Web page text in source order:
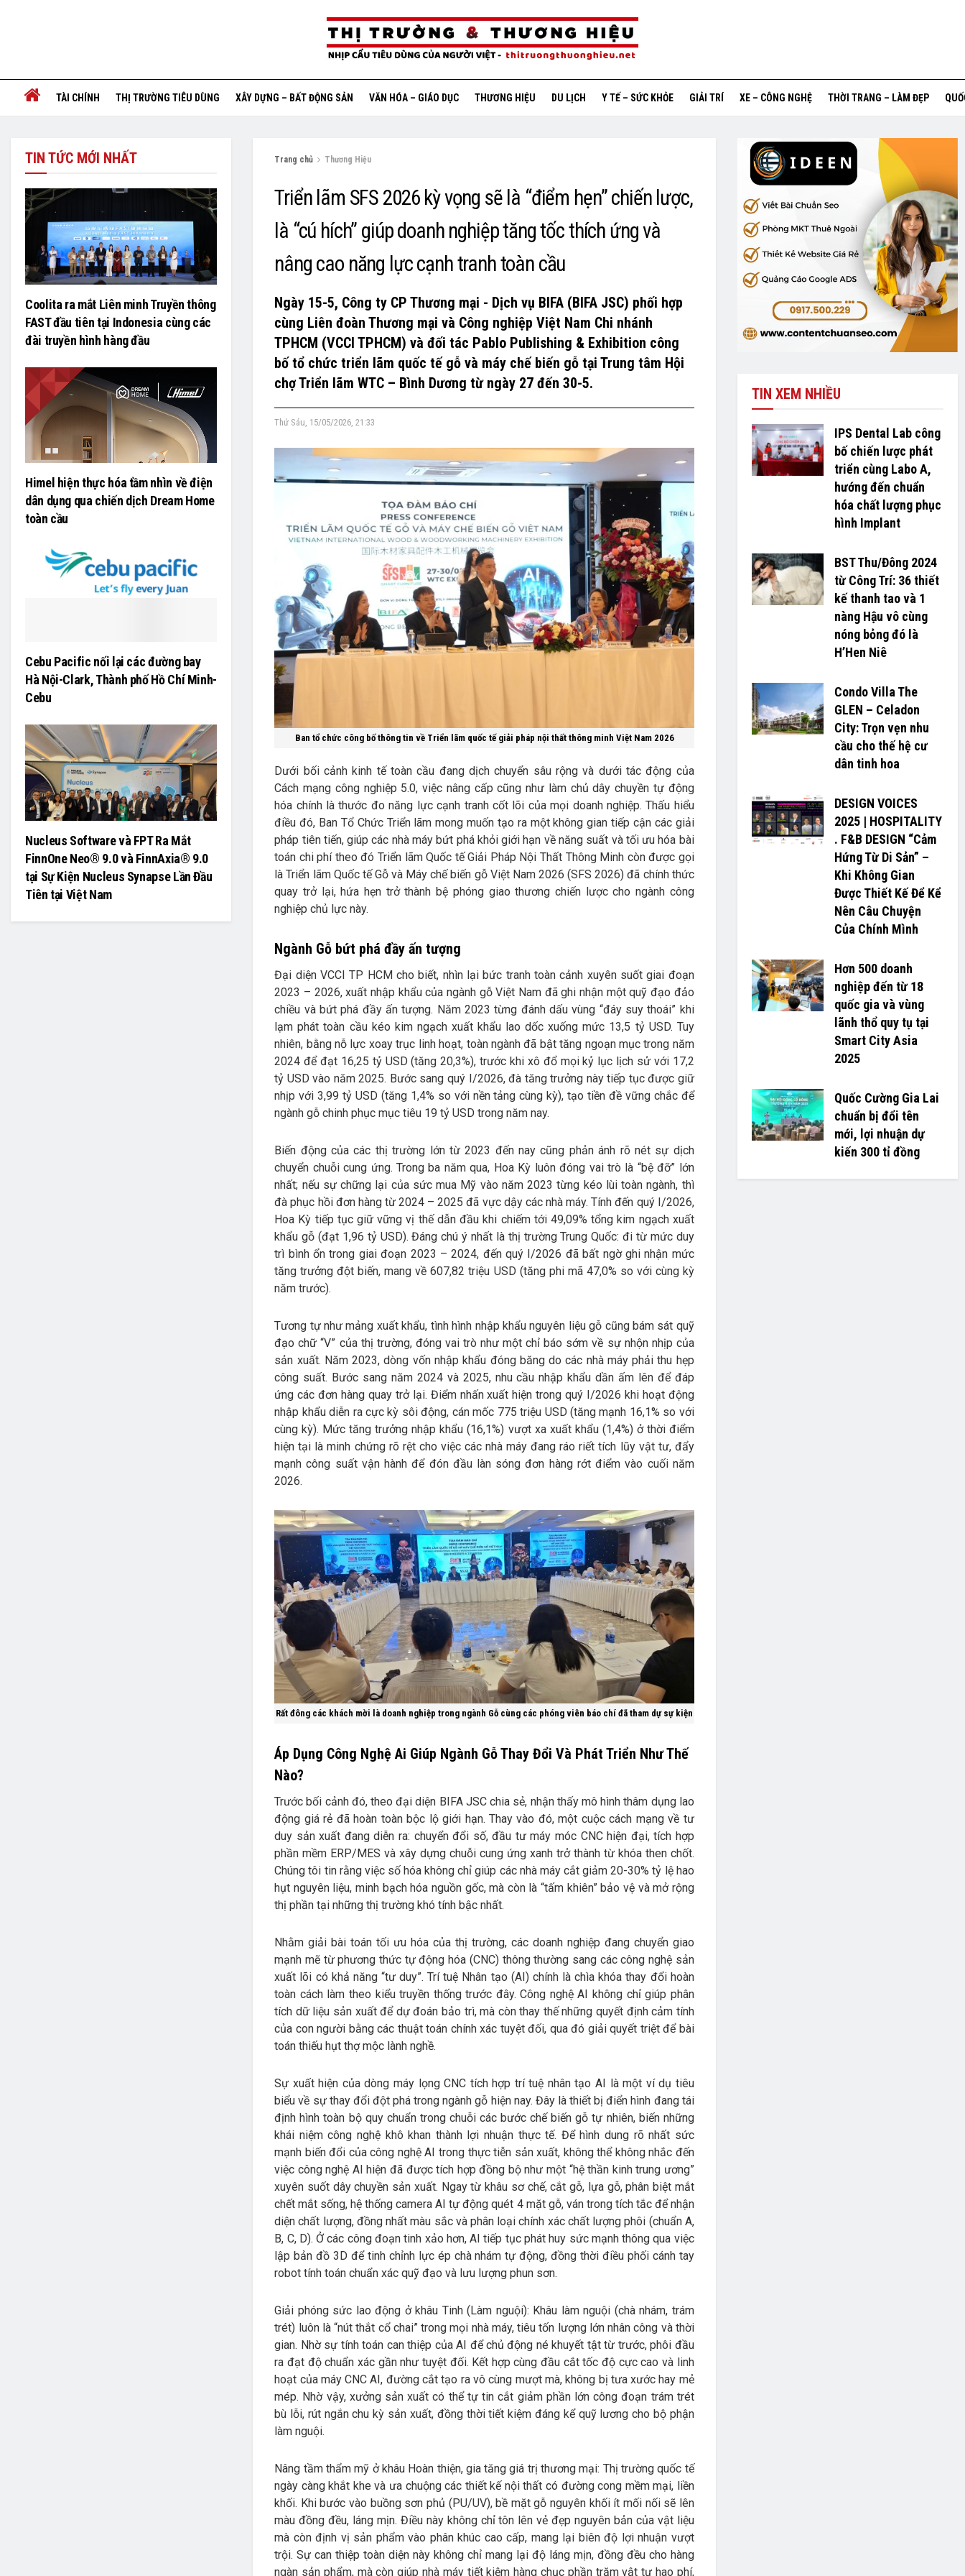
TÀI CHÍNH THỊ TRƯỜNG TIÊU DÙNG XÂY DỰNG – BẤT ĐỘNG SẢN VĂN HÓA – GIÁO DỤC THƯƠNG HIỆU DU LỊCH Y TẾ – SỨC KHỎE GIẢI TRÍ XE – CÔNG NGHỆ THỜI TRANG – LÀM ĐẸP
Trang chủ Thương Hiệu
Triển lãm SFS 2026 kỳ vọng sẽ là “điểm hẹn” chiến lược,
là “cú hích” giúp doanh nghiệp tăng tốc thích ứng và
nâng cao năng lực cạnh tranh toàn cầu
Ngày 15-5, Công ty CP Thương mại - Dịch vụ BIFA (BIFA JSC) phối hợp
cùng Liên đoàn Thương mại và Công nghiệp Việt Nam Chi nhánh
TPHCM (VCCI TPHCM) và đối tác Pablo Publishing & Exhibition công
bố tổ chức triển lãm quốc tế gỗ và máy chế biến gỗ tại Trung tâm Hội
chợ Triển lãm WTC – Bình Dương từ ngày 27 đến 30-5.
Thứ Sáu, 15/05/2026, 21:33
Ban tổ chức công bố thông tin về Triển lãm quốc tế giải pháp nội thất thông minh Việt Nam 2026
Dưới bối cảnh kinh tế toàn cầu đang dịch chuyển sâu rộng và dưới tác động của
Cách mạng công nghiệp 5.0, việc nâng cấp cũng như làm chủ dây chuyền tự động
hóa chính là thước đo năng lực cạnh tranh cốt lõi của mọi doanh nghiệp. Thấu hiểu
điều đó, Ban Tổ Chức Triển lãm mong muốn tạo ra một không gian tiếp cận các giải
pháp tiên tiến, giúp các nhà máy bứt phá khỏi giới hạn về năng suất và tối ưu hóa bài
toán chi phí theo đó Triển lãm Quốc tế Giải Pháp Nội Thất Thông Minh còn được gọi
là Triển lãm Quốc tế Gỗ và Máy chế biến gỗ Việt Nam 2026 (SFS 2026) đã chính thức
quay trở lại, hứa hẹn trở thành bệ phóng giao thương chiến lược cho ngành công
nghiệp chủ lực này.
Ngành Gỗ bứt phá đầy ấn tượng
Đại diện VCCI TP HCM cho biết, nhìn lại bức tranh toàn cảnh xuyên suốt giai đoạn
2023 – 2026, xuất nhập khẩu của ngành gỗ Việt Nam đã ghi nhận một quỹ đạo đảo
chiều và bứt phá đầy ấn tượng. Năm 2023 từng đánh dấu vùng “đáy suy thoái” khi
lạm phát toàn cầu kéo kim ngạch xuất khẩu lao dốc xuống mức 13,5 tỷ USD. Tuy
nhiên, bằng nỗ lực xoay trục linh hoạt, toàn ngành đã bật tăng ngoạn mục trong năm
2024 để đạt 16,25 tỷ USD (tăng 20,3%), trước khi xô đổ mọi kỷ lục lịch sử với 17,2
tỷ USD vào năm 2025. Bước sang quý I/2026, đà tăng trưởng này tiếp tục được giữ
nhịp với 3,99 tỷ USD (tăng 1,4% so với nền tảng cùng kỳ), tạo tiền đề vững chắc để
ngành gỗ chinh phục mục tiêu 19 tỷ USD trong năm nay.
Biến động của các thị trường lớn từ 2023 đến nay cũng phản ánh rõ nét sự dịch
chuyển chuỗi cung ứng. Trong ba năm qua, Hoa Kỳ luôn đóng vai trò là “bệ đỡ” lớn
nhất; nếu sự chững lại của sức mua Mỹ vào năm 2023 từng kéo lùi toàn ngành, thì
đà phục hồi đơn hàng từ 2024 – 2025 đã vực dậy các nhà máy. Tính đến quý I/2026,
Hoa Kỳ tiếp tục giữ vững vị thế dẫn đầu khi chiếm tới 49,09% tổng kim ngạch xuất
khẩu gỗ (đạt 1,96 tỷ USD). Đáng chú ý nhất là thị trường Trung Quốc: đi từ mức duy
trì bình ổn trong giai đoạn 2023 – 2024, đến quý I/2026 đã bất ngờ ghi nhận mức
tăng trưởng đột biến, mang về 607,82 triệu USD (tăng phi mã 47,0% so với cùng kỳ
năm trước).
Tương tự như mảng xuất khẩu, tình hình nhập khẩu nguyên liệu gỗ cũng bám sát quỹ
đạo chữ “V” của thị trường, đóng vai trò như một chỉ báo sớm về sự nhộn nhịp của
sản xuất. Năm 2023, dòng vốn nhập khẩu đóng băng do các nhà máy phải thu hẹp
công suất. Bước sang năm 2024 và 2025, nhu cầu nhập khẩu dần ấm lên để đáp
ứng các đơn hàng quay trở lại. Điểm nhấn xuất hiện trong quý I/2026 khi hoạt động
nhập khẩu diễn ra cực kỳ sôi động, cán mốc 775 triệu USD (tăng mạnh 16,1% so với
cùng kỳ). Mức tăng trưởng nhập khẩu (16,1%) vượt xa xuất khẩu (1,4%) ở thời điểm
hiện tại là minh chứng rõ rệt cho việc các nhà máy đang ráo riết tích lũy vật tư, đẩy
mạnh công suất vận hành để đón đầu làn sóng đơn hàng rớt điểm vào cuối năm
2026.
Rất đông các khách mời là doanh nghiệp trong ngành Gỗ cùng các phóng viên báo chí đã tham dự sự kiện
Áp Dụng Công Nghệ Ai Giúp Ngành Gỗ Thay Đổi Và Phát Triển Như Thế
Nào?
Trước bối cảnh đó, theo đại diện BIFA JSC chia sẻ, nhận thấy mô hình thâm dụng lao
động giá rẻ đã hoàn toàn bộc lộ giới hạn. Thay vào đó, một cuộc cách mạng về tư
duy sản xuất đang diễn ra: chuyển đổi số, đầu tư máy móc CNC hiện đại, tích hợp
phần mềm ERP/MES và xây dựng chuỗi cung ứng xanh trở thành từ khóa then chốt.
Chúng tôi tin rằng việc số hóa không chỉ giúp các nhà máy cắt giảm 20-30% tỷ lệ hao
hụt nguyên liệu, minh bạch hóa nguồn gốc, mà còn là “tấm khiên” bảo vệ và mở rộng
thị phần tại những thị trường khó tính bậc nhất.
Nhằm giải bài toán tối ưu hóa của thị trường, các doanh nghiệp đang chuyển giao
mạnh mẽ từ phương thức tự động hóa (CNC) thông thường sang các công nghệ sản
xuất lõi có khả năng “tư duy”. Trí tuệ Nhân tạo (AI) chính là chìa khóa thay đổi hoàn
toàn cách làm theo kiểu truyền thống trước đây. Công nghệ AI không chỉ giúp phân
tích dữ liệu sản xuất để dự đoán bảo trì, mà còn thay thế những quyết định cảm tính
của con người bằng các thuật toán chính xác tuyệt đối, qua đó giải quyết triệt để bài
toán thiếu hụt thợ mộc lành nghề.
Sự xuất hiện của dòng máy lọng CNC tích hợp trí tuệ nhân tạo AI là một ví dụ tiêu
biểu về sự thay đổi đột phá trong ngành gỗ hiện nay. Đây là thiết bị điển hình đang tái
định hình toàn bộ quy chuẩn trong chuỗi các bước chế biến gỗ tự nhiên, biến những
khái niệm công nghệ khô khan thành lợi nhuận thực tế. Để hình dung rõ nhất sức
mạnh biến đổi của công nghệ AI trong thực tiễn sản xuất, không thể không nhắc đến
việc công nghệ AI hiện đã được tích hợp đồng bộ như một “hệ thần kinh trung ương”
xuyên suốt dây chuyền sản xuất. Ngay từ khâu sơ chế, cắt gỗ, lựa gỗ, phân biệt mắt
chết mắt sống, hệ thống camera AI tự động quét 4 mặt gỗ, ván trong tích tắc để nhận
diện chất lượng, đồng nhất màu sắc và phân loại chính xác chất lượng phôi (chuẩn A,
B, C, D). Ở các công đoạn tinh xảo hơn, AI tiếp tục phát huy sức mạnh thông qua việc
lập bản đồ 3D để tinh chỉnh lực ép chà nhám tự động, đồng thời điều phối cánh tay
robot tính toán chuẩn xác quỹ đạo và lưu lượng phun sơn.
Giải phóng sức lao động ở khâu Tinh (Làm nguội): Khâu làm nguội (chà nhám, trám
trét) luôn là “nút thắt cổ chai” trong mọi nhà máy, tiêu tốn lượng lớn nhân công và thời
gian. Nhờ sự tính toán can thiệp của AI để chủ động né khuyết tật từ trước, phôi đầu
ra đạt độ chuẩn xác gần như tuyệt đối. Kết hợp cùng đầu cắt tốc độ cực cao và linh
hoạt của máy CNC AI, đường cắt tạo ra vô cùng mượt mà, không bị tưa xước hay mẻ
mép. Nhờ vậy, xưởng sản xuất có thể tự tin cắt giảm phần lớn công đoạn trám trét
bù lỗi, rút ngắn chu kỳ sản xuất, đồng thời tiết kiệm đáng kể quỹ lương cho bộ phận
làm nguội.
Nâng tầm thẩm mỹ ở khâu Hoàn thiện, gia tăng giá trị thương mại: Thị trường quốc tế
ngày càng khắt khe và ưa chuộng các thiết kế nội thất có đường cong mềm mại, liền
khối. Khi bước vào buồng sơn phủ (PU/UV), bề mặt gỗ nguyên khối ít mối nối sẽ lên
màu đồng đều, láng mịn. Điều này không chỉ tôn lên vẻ đẹp nguyên bản của vật liệu
mà còn định vị sản phẩm vào phân khúc cao cấp, mang lại biên độ lợi nhuận vượt
trội. Sự can thiệp toàn diện này không chỉ mang lại độ láng mịn, đồng đều cho hàng
ngàn sản phẩm, mà còn giúp nhà máy tiết kiệm hàng chục phần trăm vật tư hao phí,
TIN TỨC MỚI NHẤT
Coolita ra mắt Liên minh Truyền thông
FAST đầu tiên tại Indonesia cùng các
đài truyền hình hàng đầu
Himel hiện thực hóa tầm nhìn về điện
dân dụng qua chiến dịch Dream Home
toàn cầu
Cebu Pacific nối lại các đường bay
Hà Nội-Clark, Thành phố Hồ Chí Minh-
Cebu
Nucleus Software và FPT Ra Mắt
FinnOne Neo® 9.0 và FinnAxia® 9.0
tại Sự Kiện Nucleus Synapse Lần Đầu
Tiên tại Việt Nam
TIN XEM NHIỀU
IPS Dental Lab công
bố chiến lược phát
triển cùng Labo A,
hướng đến chuẩn
hóa chất lượng phục
hình Implant
BST Thu/Đông 2024
từ Công Trí: 36 thiết
kế thanh tao và 1
nàng Hậu vô cùng
nóng bỏng đó là
H’H­­­­en Niê
Condo Villa The
GLEN – Celadon
City: Trọn vẹn nhu
cầu cho thế hệ cư
dân tinh hoa
DESIGN VOICES
2025 | HOSPITALITY
. F&B DESIGN “Cảm
Hứng Từ Di Sản” –
Khi Không Gian
Được Thiết Kế Để Kể
Nên Câu Chuyện
Của Chính Mình
Hơn 500 doanh
nghiệp đến từ 18
quốc gia và vùng
lãnh thổ quy tụ tại
Smart City Asia
2025
Quốc Cường Gia Lai
chuẩn bị đổi tên
mới, lợi nhuận dự
kiến 300 tỉ đồng